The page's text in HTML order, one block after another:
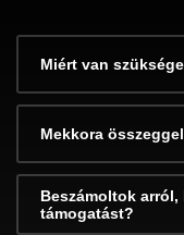
Miért van
Mekkora
Beszámoltok
támogatást?